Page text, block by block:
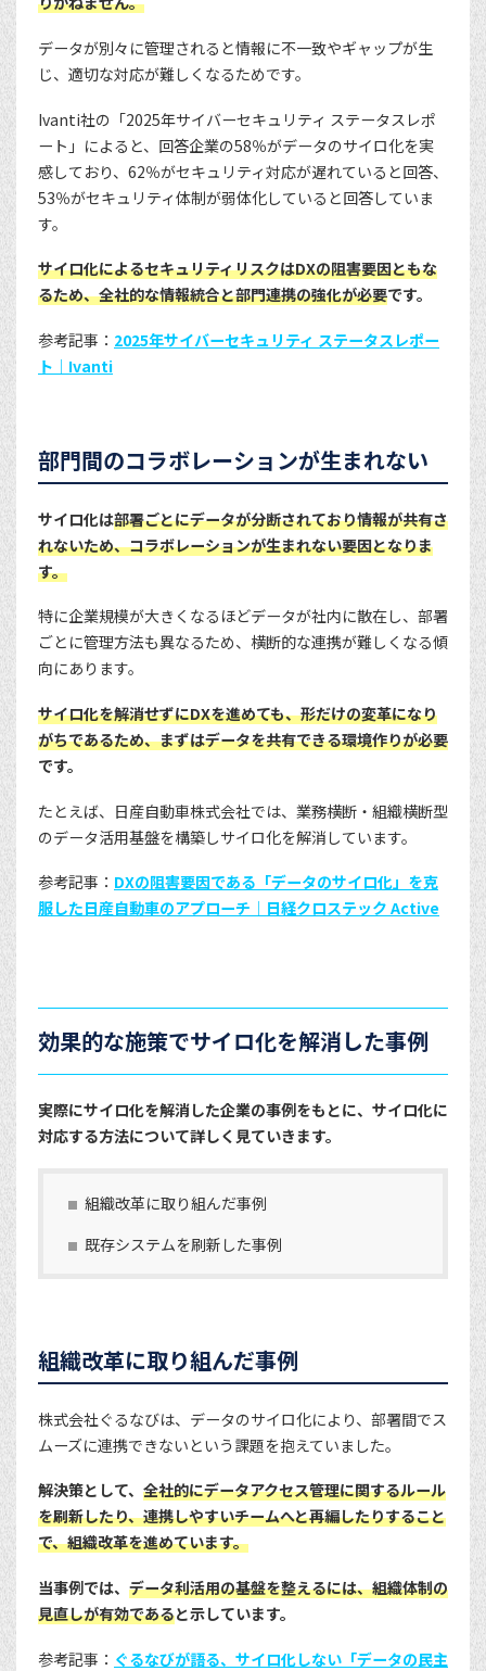
データが別々に管理されると情報に不一致やギャップが生
じ、適切な対応が難しくなるためです。
Ivanti社の「2025年サイバーセキュリティ ステータスレポ
ート」によると、回答企業の58％がデータのサイロ化を実
感しており、62％がセキュリティ対応が遅れていると回答、
53％がセキュリティ体制が弱体化していると回答していま
す。
サイロ化によるセキュリティリスクはDXの阻害要因ともな
るため、全社的な情報統合と部門連携の強化が必要です。
参考記事： 2025年サイバーセキュリティ ステータスレポー
ト｜Ivanti
部門間のコラボレーションが生まれない
サイロ化は部署ごとにデータが分断されており情報が共有さ
れないため、コラボレーションが生まれない要因となりま
す。
特に企業規模が大きくなるほどデータが社内に散在し、部署
ごとに管理方法も異なるため、横断的な連携が難しくなる傾
向にあります。
サイロ化を解消せずにDXを進めても、形だけの変革になり
がちであるため、まずはデータを共有できる環境作りが必要
です。
たとえば、日産自動車株式会社では、業務横断・組織横断型
のデータ活用基盤を構築しサイロ化を解消しています。
参考記事： DXの阻害要因である「データのサイロ化」を克
服した日産自動車のアプローチ｜日経クロステック Active
効果的な施策でサイロ化を解消した事例
実際にサイロ化を解消した企業の事例をもとに、サイロ化に
対応する方法について詳しく見ていきます。
組織改革に取り組んだ事例
既存システムを刷新した事例
組織改革に取り組んだ事例
株式会社ぐるなびは、データのサイロ化により、部署間でス
ムーズに連携できないという課題を抱えていました。
解決策として、 全社的にデータアクセス管理に関するルール
を刷新したり、連携しやすいチームへと再編したりすること
で、組織改革を進めています。
当事例では、 データ利活用の基盤を整えるには、組織体制の
見直しが有効であると示しています。
参考記事： ぐるなびが語る、サイロ化しない「データの民主